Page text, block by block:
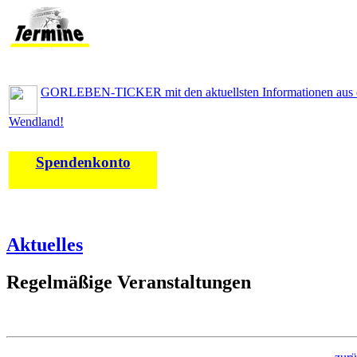
GORLEBEN-TICKER mit den aktuellsten Informationen aus
Wendland!
Spendenkonto
Aktuelles
Regelmäßige Veranstaltungen